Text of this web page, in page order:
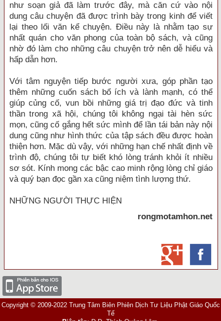
như soạn giả đã làm trước đây, mà căn cứ vào nội
dung câu chuyện đã được trình bày trong kinh để viết
lại theo lối văn kể chuyện. Điều này là nhằm tạo sự
nhất quán cho văn phong của toàn bộ sách, và cũng
nhờ đó làm cho những câu chuyện trở nên dễ hiểu và
hấp dẫn hơn.
Với tâm nguyện tiếp bước người xưa, góp phần tạo
thêm những cuốn sách bổ ích và lành mạnh, có thể
giúp củng cố, vun bồi những giá trị đạo đức và tinh
thần trong xã hội, chúng tôi không ngại tài hèn sức
mọn, cũng cố gắng hết sức mình để lần tái bản này nội
dung cũng như hình thức của tập sách đều được hoàn
thiện hơn. Mặc dù vậy, với những hạn chế nhất định về
trình độ, chúng tôi tự biết khó lòng tránh khỏi ít nhiều
sơ sót. Kính mong các bậc cao minh rộng lòng chỉ giáo
và quý bạn đọc gần xa cũng niệm tình lượng thứ.
NHỮNG NGƯỜI THỰC HIỆN
rongmotamhon.net
Copyright © 2009-2022 Trung Tâm Biên Phiên Dịch Tư Liệu Phật Giáo Quốc
Tế